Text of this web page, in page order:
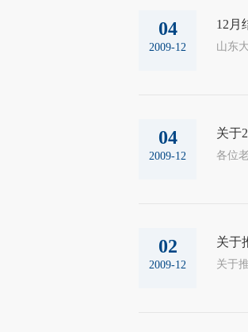
04
2009-12
12月
山东
04
2009-12
关于
02
2009-12
关于